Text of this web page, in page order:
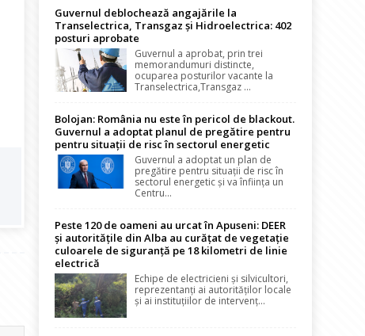
Guvernul deblochează angajările la
Transelectrica, Transgaz și Hidroelectrica: 402
posturi aprobate
Guvernul a aprobat, prin trei
memorandumuri distincte,
ocuparea posturilor vacante la
Transelectrica,Transgaz ...
Bolojan: România nu este în pericol de blackout.
Guvernul a adoptat planul de pregătire pentru
pentru situații de risc în sectorul energetic
Guvernul a adoptat un plan de
pregătire pentru situații de risc în
sectorul energetic și va înființa un
Centru...
Peste 120 de oameni au urcat în Apuseni: DEER
și autoritățile din Alba au curățat de vegetație
culoarele de siguranță pe 18 kilometri de linie
electrică
Echipe de electricieni și silvicultori,
reprezentanți ai autorităților locale
și ai instituțiilor de intervenț...